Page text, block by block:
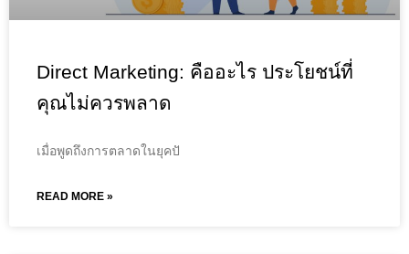
Direct Marketing: คืออะไร ประโยชน์ที่
คุณไม่ควรพลาด
เมื่อพูดถึงการตลาดในยุคปั
READ MORE »